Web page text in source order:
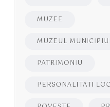
MUZEE
MUZEUL
PATRIMONIU
PERSONALITATI